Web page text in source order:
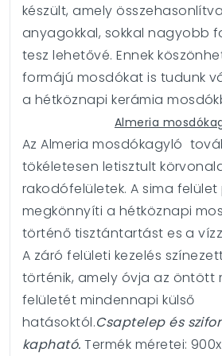
készült, amely
anyagokkal, sokkal nagyobb
tesz lehetővé. Ennek
formájú mosdókat is tudunk
a hétköznapi kerámia
Almeria
Az Almeria mosdókagyló
tökéletesen letisztult
rakodófelületek. A sima
megkönnyíti a hétköznapi
történő tisztántartást es a
A záró felületi kezelés
történik, amely óvja az öntött
felületét mindennapi külső
hatásoktól.Csaptelep és
kapható.Termék méretei: